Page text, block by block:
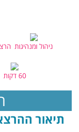
ניהול ומנהיגות
60 דקות
תיאור